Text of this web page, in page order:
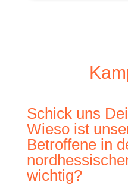
Schick uns
Wieso ist
Betroffene in
wichtig?